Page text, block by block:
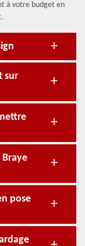
à votre budget en
sur
Braye
pose